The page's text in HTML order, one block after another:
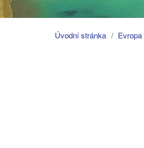
Úvodní stránka Evropa